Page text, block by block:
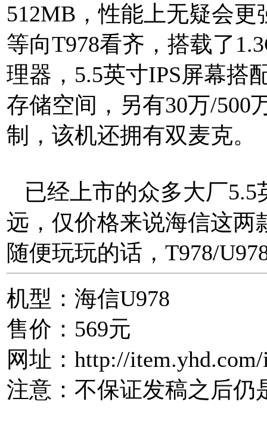
512MB，性能上无疑会
等向T978看齐，搭载了
理器，5.5英寸IPS屏幕搭
存储空间，另有30万/500
制，该机还拥有双麦克。
已经上市的众多大厂5.5
远，仅价格来说海信这两
随便玩玩的话，T978/
机型：海信U978
售价：569元
网址：http://
注意：不保证发稿之后仍